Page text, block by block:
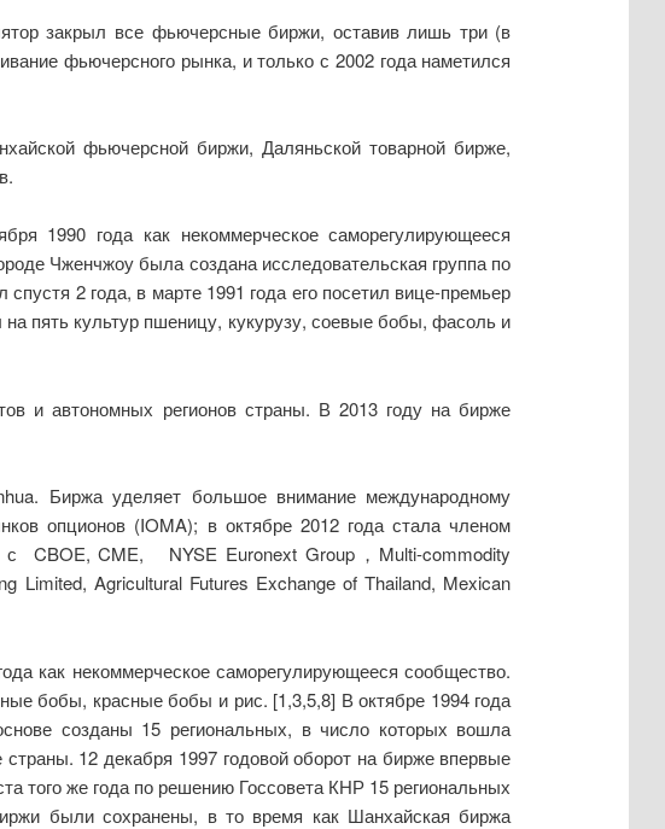
закрыл все фьючерсные биржи, оставив лишь три (в
фьючерсного рынка, и только с 2002 года наметился
фьючерсной биржи, Даляньской товарной бирже,
1990 года как некоммерческое саморегулирующееся
Чженчжоу была создана исследовательская группа по
2 года, в марте 1991 года его посетил вице-премьер
пять культур пшеницу, кукурузу, соевые бобы, фасоль и
и автономных регионов страны. В 2013 году на бирже
Биржа уделяет большое внимание международному
опционов (IOMA); в октябре 2012 года стала членом
с CBOE, CME, NYSE Euronext Group，Multi-commodity
Limited, Agricultural Futures Exchange of Thailand, Mexican
как некоммерческое саморегулирующееся сообщество.
бобы, красные бобы и рис. [1,3,5,8] В октябре 1994 года
созданы 15 региональных, в число которых вошла
12 декабря 1997 годовой оборот на бирже впервые
того же года по решению Госсовета КНР 15 региональных
были сохранены, в то время как Шанхайская биржа